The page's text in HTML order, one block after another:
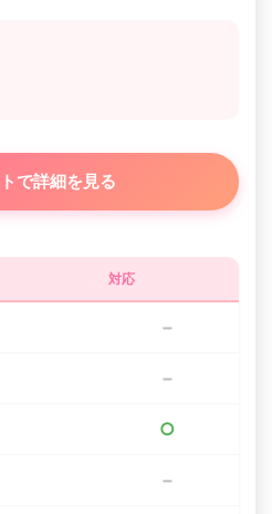
で詳細を見る
対応
−
−
○
−